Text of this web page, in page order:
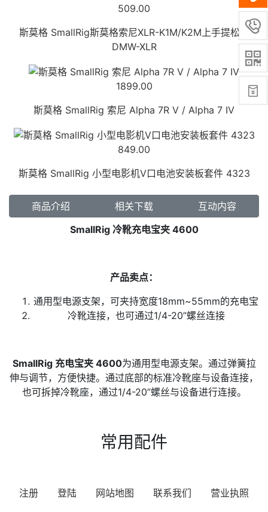



509.00
斯莫格 SmallRig斯莫格索尼XLR-K1M/K2M上手提松下
DMW-XLR
1899.00
斯莫格 SmallRig 索尼 Alpha 7R V / Alpha 7 IV
849.00
斯莫格 SmallRig 小型电影机V口电池安装板套件 4323
商品介绍 相关下载
互动内容
SmallRig 冷靴充电宝夹 4600
产品卖点：
通用型电源支架，可夹持宽度18mm~55mm的充电宝
冷靴连接，也可通过1/4-20”螺丝连接
SmallRig 充电宝夹 4600为通用型电源支架。通过弹簧拉
伸与调节，方便快捷。通过底部的标准冷靴座与设备连接，
也可拆掉冷靴座，通过1/4-20”螺丝与设备进行连接。
常用配件
注册 登陆 网站地图 联系我们 营业执照